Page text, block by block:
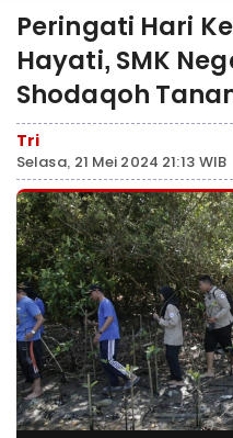
Peringati Hari
Hayati, SMK
Shodaqoh
Tri
Selasa, 21 Mei 2024 21:13 WIB